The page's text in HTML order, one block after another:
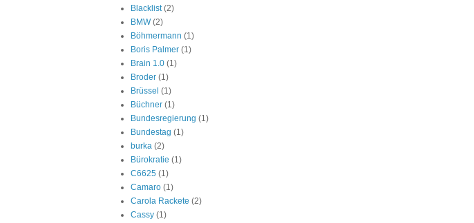
Blacklist (2)
BMW (2)
Böhmermann (1)
Boris Palmer (1)
Brain 1.0 (1)
Broder (1)
Brüssel (1)
Büchner (1)
Bundesregierung (1)
Bundestag (1)
burka (2)
Bürokratie (1)
C6625 (1)
Camaro (1)
Carola Rackete (2)
Cassy (1)